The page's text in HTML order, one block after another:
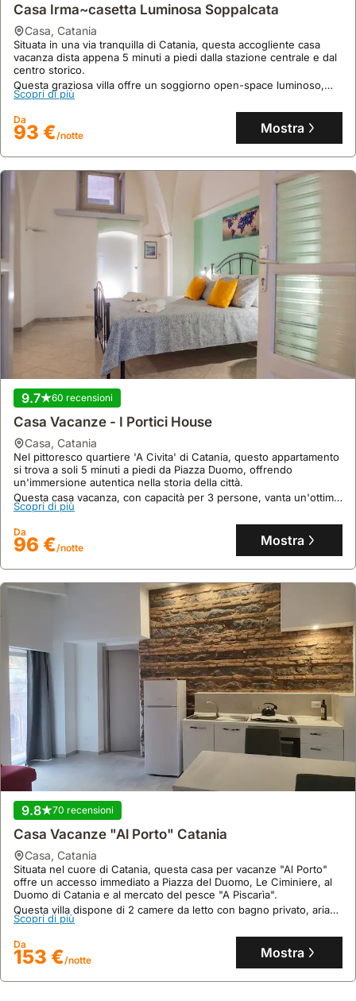
Casa Irma~casetta Luminosa Soppalcata
casa, Catania
Situata in una via tranquilla di Catania, questa accogliente casa
vacanza dista appena 5 minuti a piedi dalla stazione centrale e dal
centro storico.
Questa graziosa villa offre un soggiorno open-space luminoso,
con angolo cottura, balcone, zona notte soppalcata e bagno con
Scopri di più
Da
93 €/notte Mostra
9.7 60 recensioni
Casa Vacanze - I Portici House
casa, Catania
Nel pittoresco quartiere 'A Civita' di Catania, questo appartamento
si trova a soli 5 minuti a piedi da Piazza Duomo, offrendo
un'immersione autentica nella storia della città.
Questa casa vacanza, con capacità per 3 persone, vanta un'ottima
pulizia, aria condizionata e Wi-Fi, rendendola una scelta
confortevole per esplorare le attrazioni vicine, inclusa la possibilità
di trovare una villa per un soggiorno più ampio.
Scopri di più
Da
96 €/notte Mostra
9.8 70 recensioni
Casa Vacanze "Al Porto" Catania
casa, Catania
Situata nel cuore di Catania, questa casa per vacanze "Al Porto"
offre un accesso immediato a Piazza del Duomo, Le Ciminiere, al
Duomo di Catania e al mercato del pesce "A Piscarìa".
Questa villa dispone di 2 camere da letto con bagno privato, aria
condizionata, Wi-Fi gratuito e parcheggio pubblico gratuito
antistante, ospitando comodamente fino a 5 persone.
Scopri di più
Da
153 €/notte Mostra